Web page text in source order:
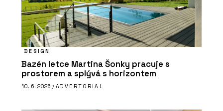
DESIGN
Bazén letce Martina Šonky pracuje s
prostorem a splývá s horizontem
10. 6. 2026 / ADVERTORIAL